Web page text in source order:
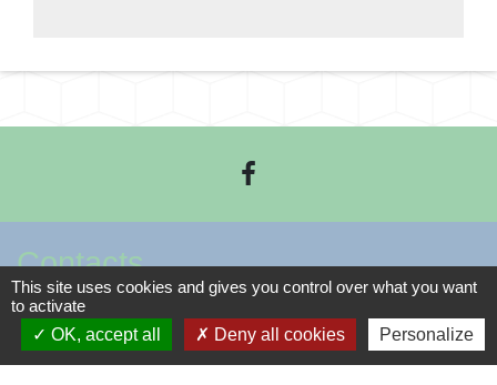
Contacts
Commune de Méteren
Place César Herreman
This site uses cookies and gives you control over what you want
to activate
OK, accept all
Deny all cookies Personalize